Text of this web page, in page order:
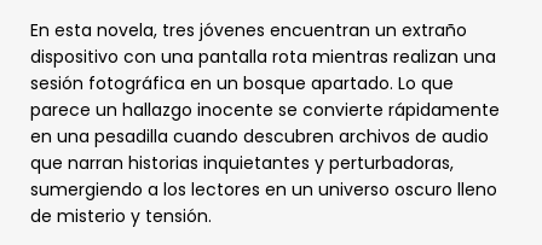
En esta novela, tres jóvenes encuentran un extraño
dispositivo con una pantalla rota mientras realizan una
sesión fotográfica en un bosque apartado. Lo que
parece un hallazgo inocente se convierte rápidamente
en una pesadilla cuando descubren archivos de audio
que narran historias inquietantes y perturbadoras,
sumergiendo a los lectores en un universo oscuro lleno
de misterio y tensión.